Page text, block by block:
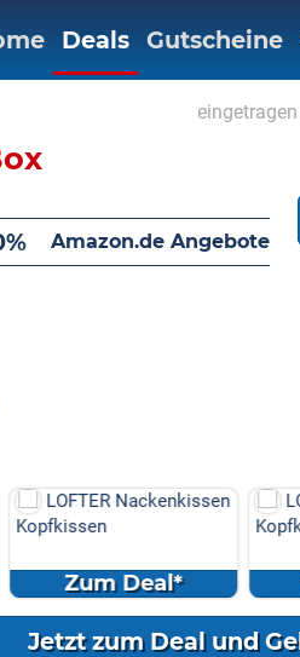
Deals Gutscheine
eingetragen
Amazon.de Angebote
LOFTER Nackenkissen
Kopfkissen
Zum Deal*
Jetzt zum Deal und